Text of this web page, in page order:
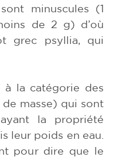
minuscules (1
de 2 g) d’où
grec psyllia, qui
à la catégorie des
masse) qui sont
la propriété
leur poids en eau.
pour dire que le